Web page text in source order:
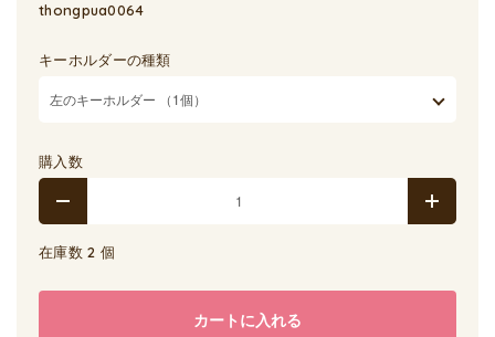
thongpua0064
キーホルダーの種類
購入数
在庫数 2 個
カートに入れる